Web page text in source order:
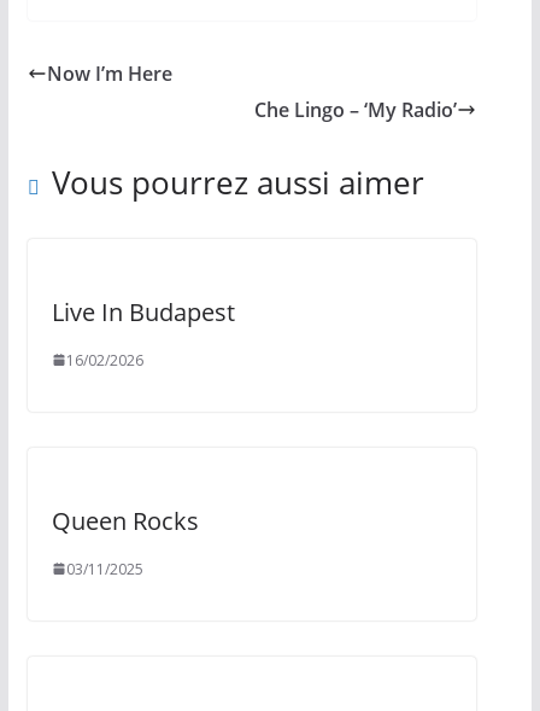
Now I’m Here
Che Lingo – ‘My Radio’
Vous pourrez aussi aimer
Live In Budapest
16/02/2026
Queen Rocks
03/11/2025